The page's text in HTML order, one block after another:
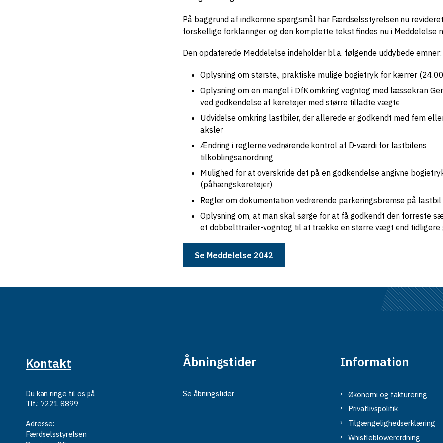
På baggrund af indkomne spørgsmål har Færdselsstyrelsen nu
forskellige forklaringer, og den komplette tekst findes nu i Meddelelse
Den opdaterede Meddelelse indeholder bl.a. følgende uddybede emner:
Oplysning om største., praktiske mulige bogietryk for kærrer
Oplysning om en mangel i DfK omkring vogntog med læssekran
ved godkendelse af køretøjer med større tilladte vægte
Udvidelse omkring lastbiler, der allerede er godkendt med fem
aksler
Ændring i reglerne vedrørende kontrol af D-værdi for lastbilens
tilkoblingsanordning
Mulighed for at overskride det på en godkendelse angivne
(påhængskøretøjer)
Regler om dokumentation vedrørende parkeringsbremse på lastbil
Oplysning om, at man skal sørge for at få godkendt den forreste
et dobbelttrailer-vogntog til at trække en større vægt end tidligere
Se Meddelelse 2042
Kontakt Åbningstider Information
Du kan ringe til os på
Tlf.: 7221 8899
Adresse:
Færdselsstyrelsen
Se åbningstider
Økonomi og fakturering
Privatlivspolitik
Tilgængelighedserklæring
Whistleblowerordning